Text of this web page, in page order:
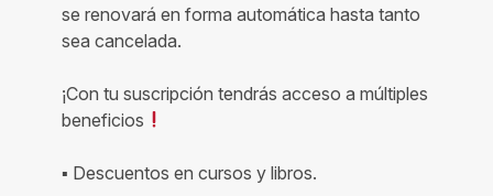
se renovará en forma automática hasta tanto
sea cancelada.
¡Con tu suscripción tendrás acceso a múltiples
beneficios
▪ Descuentos en cursos y libros.